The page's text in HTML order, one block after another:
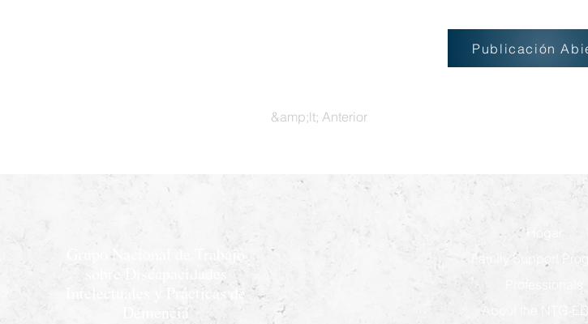
Publicación
&amp;lt; Anterior
Grupo Nacional de Trabajo
sobre Discapacidades
Intelectuales y Prácticas de
Demencia
Hogar
Family Support
Professionals
About the NTG-